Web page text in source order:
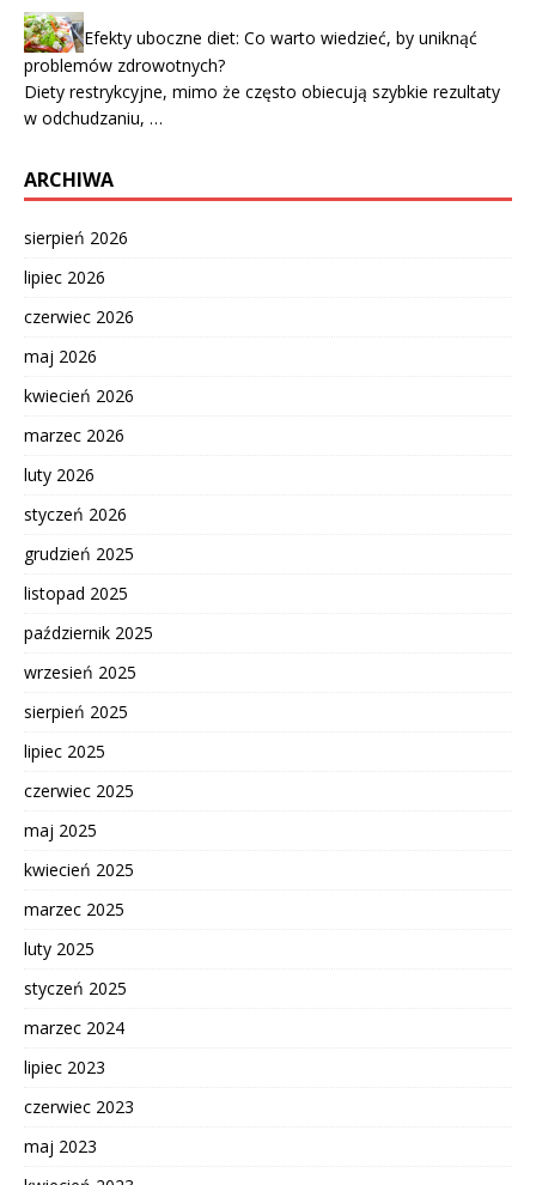
Efekty uboczne diet: Co warto wiedzieć, by uniknąć
problemów zdrowotnych?
Diety restrykcyjne, mimo że często obiecują szybkie rezultaty
w odchudzaniu, …
ARCHIWA
sierpień 2026
lipiec 2026
czerwiec 2026
maj 2026
kwiecień 2026
marzec 2026
luty 2026
styczeń 2026
grudzień 2025
listopad 2025
październik 2025
wrzesień 2025
sierpień 2025
lipiec 2025
czerwiec 2025
maj 2025
kwiecień 2025
marzec 2025
luty 2025
styczeń 2025
marzec 2024
lipiec 2023
czerwiec 2023
maj 2023